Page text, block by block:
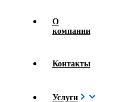
О
компании
Контакты
Услуги